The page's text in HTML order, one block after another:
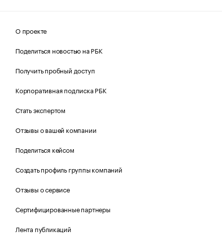
О проекте
Поделиться новостью на РБК
Получить пробный доступ
Корпоративная подписка РБК
Стать экспертом
Отзывы о вашей компании
Поделиться кейсом
Создать профиль группы компаний
Отзывы о сервисе
Сертифицированные партнеры
Лента публикаций